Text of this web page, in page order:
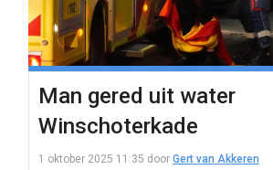
Man gered uit water
Winschoterkade
1 oktober 2025 11:35 door Gert van Akkeren